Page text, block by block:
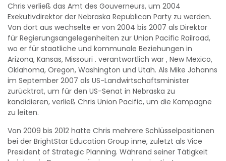
Chris verließ das Amt des Gouverneurs, um 2004
Exekutivdirektor der Nebraska Republican Party zu werden.
Von dort aus wechselte er von 2004 bis 2007 als Direktor
für Regierungsangelegenheiten zur Union Pacific Railroad,
wo er für staatliche und kommunale Beziehungen in
Arizona, Kansas, Missouri . verantwortlich war , New Mexico,
Oklahoma, Oregon, Washington und Utah. Als Mike Johanns
im September 2007 als US-Landwirtschaftsminister
zurücktrat, um für den US-Senat in Nebraska zu
kandidieren, verließ Chris Union Pacific, um die Kampagne
zu leiten.
Von 2009 bis 2012 hatte Chris mehrere Schlüsselpositionen
bei der BrightStar Education Group inne, zuletzt als Vice
President of Strategic Planning. Während seiner Tätigkeit